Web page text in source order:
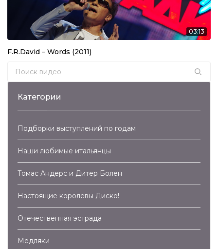
03:13
F.R.David – Words (2011)
Search for:
Категории
Подборки выступлений по годам
Наши любимые итальянцы
Томас Андерс и Дитер Болен
Настоящие королевы Диско!
Отечественная эстрада
Медляки